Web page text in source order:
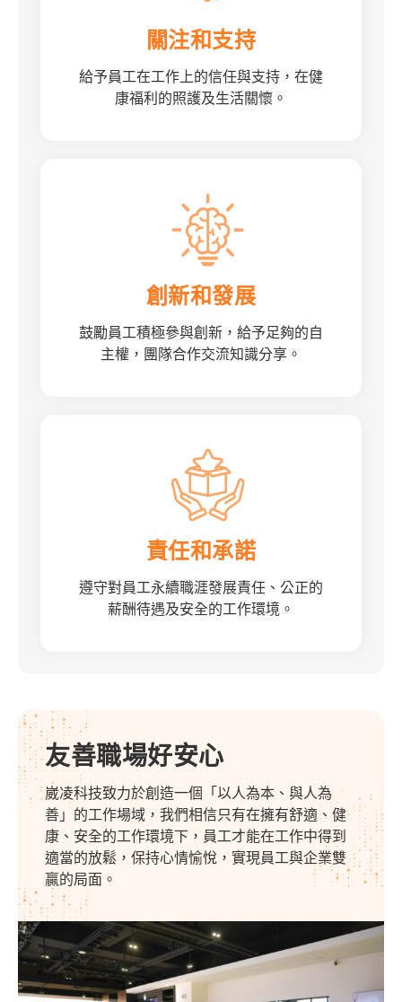
關注和支持
給予員工在工作上的信任與支持，在健
康福利的照護及生活關懷。
創新和發展
鼓勵員工積極參與創新，給予足夠的自
主權，團隊合作交流知識分享。
責任和承諾
遵守對員工永續職涯發展責任、公正的
薪酬待遇及安全的工作環境。
友善職場好安心
崴凌科技致力於創造一個「以人為本、與人為
善」的工作場域，我們相信只有在擁有舒適、健
康、安全的工作環境下，員工才能在工作中得到
適當的放鬆，保持心情愉悅，實現員工與企業雙
贏的局面。